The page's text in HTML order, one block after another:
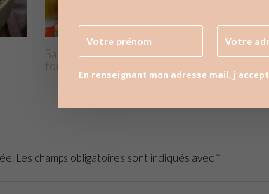
Salade de pommes de terre, thon,
tomates, oeufs durs
3
Les champs obligatoires sont indiqués avec *
En renseignant mon adresse mail,